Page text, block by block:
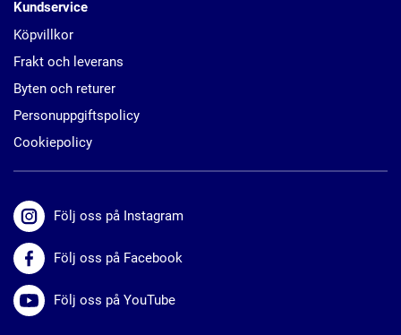
Kundservice
Köpvillkor
Frakt och leverans
Byten och returer
Personuppgiftspolicy
Cookiepolicy
Följ oss på Instagram
Följ oss på Facebook
Följ oss på YouTube